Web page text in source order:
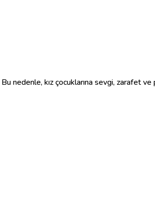
Bu nedenle, kız çocuklarına sevgi, zarafet